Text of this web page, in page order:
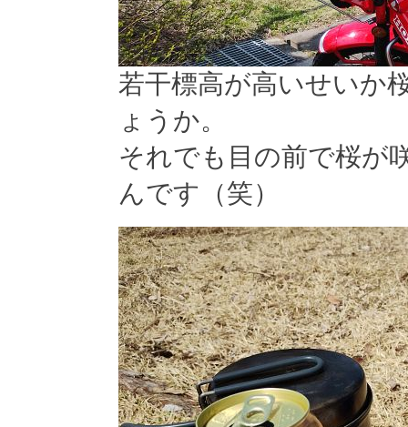
若干標高が高いせいか
ょうか。
それでも目の前で桜が
んです（笑）